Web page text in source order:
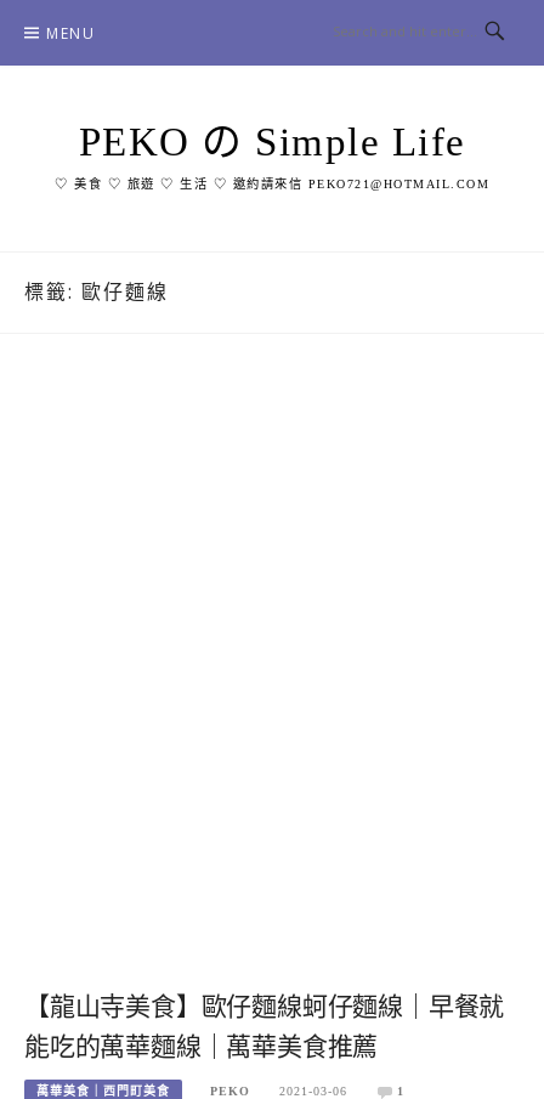
content
MENU
PEKO の Simple Life
♡ 美食 ♡ 旅遊 ♡ 生活 ♡ 邀約請來信 PEKO721@HOTMAIL.COM
標籤: 歐仔麵線
【龍山寺美食】歐仔麵線蚵仔麵線｜早餐就
能吃的萬華麵線｜萬華美食推薦
萬華美食｜西門町美食 PEKO 2021-03-06 1